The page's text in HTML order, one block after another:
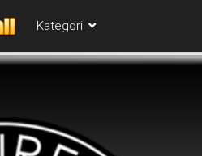
Kategori